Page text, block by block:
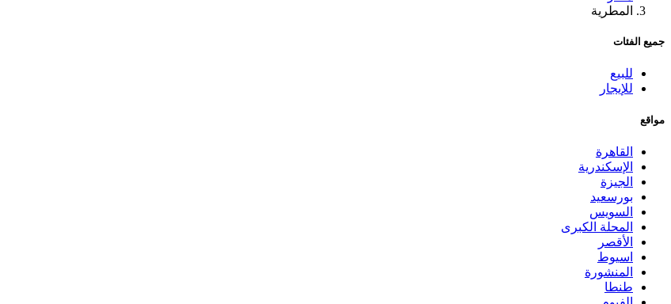
المطرية
جميع الفئات
للبيع
للإيجار
مواقع
القاهرة
الإسكندرية
الجيزة
بورسعيد
السويس
المحلة الكبرى
الأقصر
اسيوط
المنشورة
طنطا